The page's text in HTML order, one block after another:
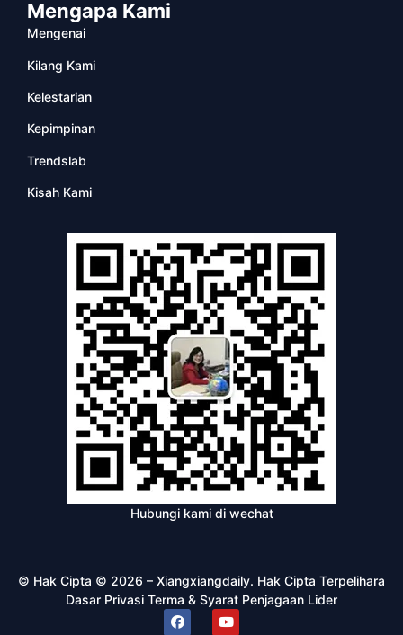
Mengapa Kami
Mengenai
Kilang Kami
Kelestarian
Kepimpinan
Trendslab
Kisah Kami
Hubungi kami di wechat
© Hak Cipta © 2026 – Xiangxiangdaily. Hak Cipta Terpelihara
Dasar Privasi Terma & Syarat Penjagaan Lider